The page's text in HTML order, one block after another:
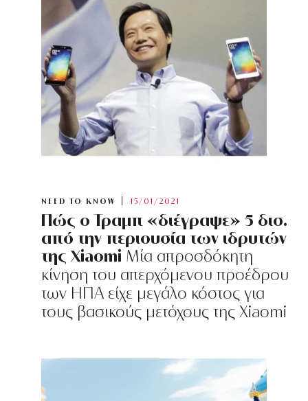
NEED TO KNOW 15/01/2021
Πώς ο Τραμπ «διέγραψε» 5 δισ.
από την περιουσία των ιδρυτών
της Xiaomi Μία απροσδόκητη
κίνηση του απερχόμενου προέδρου
των ΗΠΑ είχε μεγάλο κόστος για
τους βασικούς μετόχους της Xiaomi